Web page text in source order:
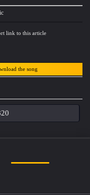
link to this article :
the song